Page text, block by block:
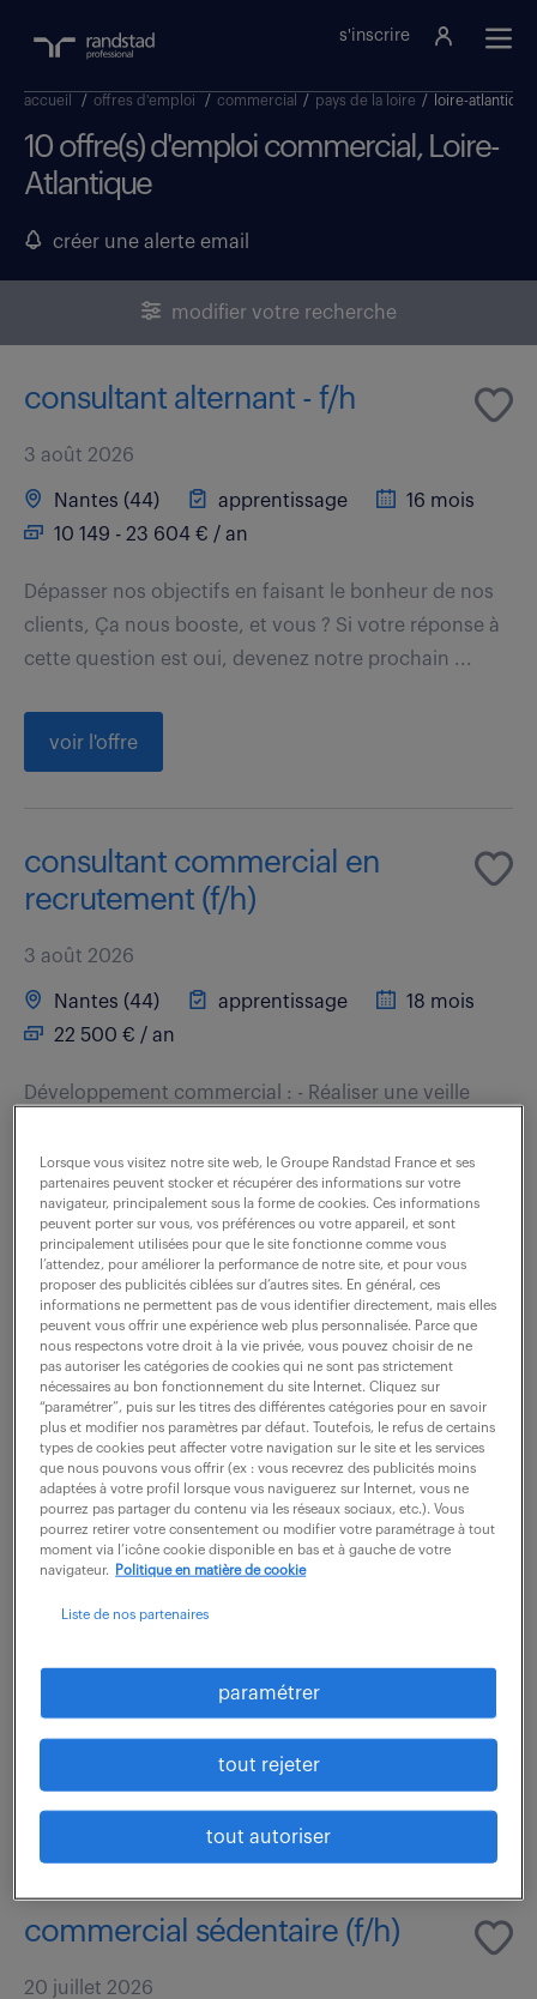
s'inscrire
accueil / offres d'emploi / commercial / pays de la loire / loire-atlantique
10 offre(s) d'emploi commercial, Loire-
Atlantique
créer une alerte email
modifier votre recherche
consultant alternant - f/h
3 août 2026
Nantes (44) apprentissage
16 mois
10 149 - 23 604 € / an
Dépasser nos objectifs en faisant le bonheur de nos
clients, Ça nous booste, et vous ? Si votre réponse à
cette question est oui, devenez notre prochain ...
voir l'offre
consultant commercial en
recrutement (f/h)
3 août 2026
Nantes (44) apprentissage
18 mois
22 500 € / an
Développement commercial : - Réaliser une veille
avec l'appui de votre tuteur. - Identifier les
interlocuteurs clés, analyser les besoins et...
voir l'offre
technicien informatique itinérant
(f/h)
28 juillet 2026
Nantes (44)
CDI
25 000 - 28 000 € / an
Responsabilités : Préparation des matériels
des applications spécifiques selon les besoins clients.
voir l'offre
commercial sédentaire (f/h)
20 juillet 2026
Lorsque vous visitez notre site web, le Groupe Randstad France et ses
partenaires peuvent stocker et récupérer des informations sur votre
navigateur, principalement sous la forme de cookies. Ces informations
peuvent porter sur vous, vos préférences ou votre appareil, et sont
principalement utilisées pour que le site fonctionne comme vous
l’attendez, pour améliorer la performance de notre site, et pour vous
proposer des publicités ciblées sur d’autres sites. En général, ces
informations ne permettent pas de vous identifier directement, mais elles
peuvent vous offrir une expérience web plus personnalisée. Parce que
nous respectons votre droit à la vie privée, vous pouvez choisir de ne
pas autoriser les catégories de cookies qui ne sont pas strictement
nécessaires au bon fonctionnement du site Internet. Cliquez sur
“paramétrer”, puis sur les titres des différentes catégories pour en savoir
plus et modifier nos paramètres par défaut. Toutefois, le refus de certains
types de cookies peut affecter votre navigation sur le site et les services
que nous pouvons vous offrir (ex : vous recevrez des publicités moins
adaptées à votre profil lorsque vous naviguerez sur Internet, vous ne
pourrez pas partager du contenu via les réseaux sociaux, etc.). Vous
pourrez retirer votre consentement ou modifier votre paramétrage à tout
moment via l’icône cookie disponible en bas et à gauche de votre
navigateur.
Politique en matière de cookie
Liste de nos partenaires
paramétrer
tout rejeter
tout autoriser